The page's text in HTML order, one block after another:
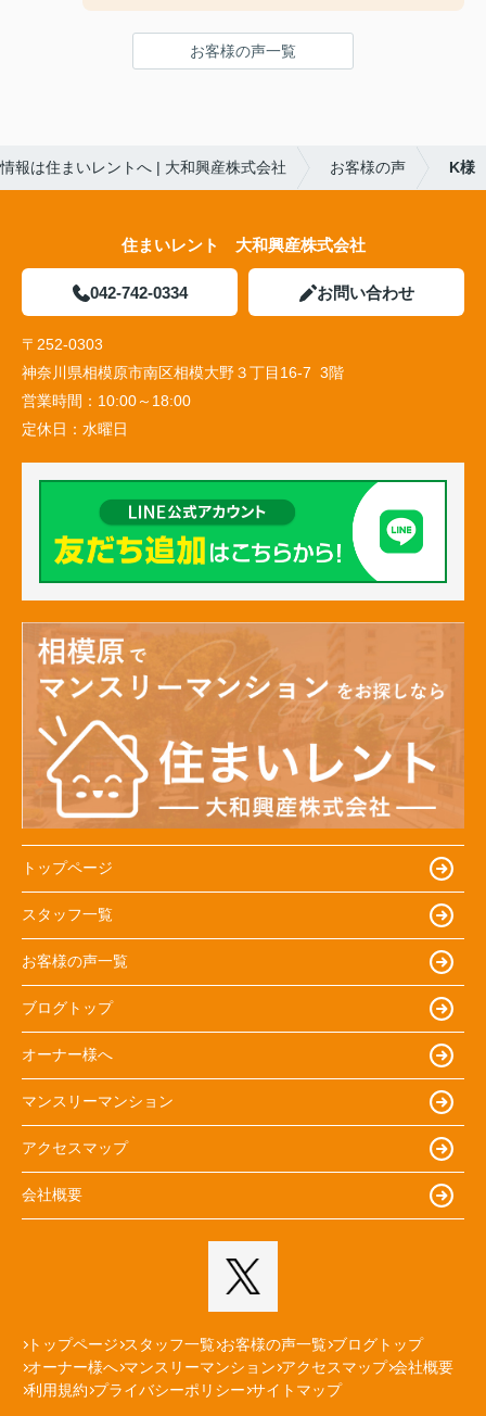
とても良かったです。
またお部屋探しをする時はお手伝いして欲しいで
お客様の声一覧
報は住まいレントへ | 大和興産株式会社 お客様の声 K様
住まいレント 大和興産株式会社
042-742-0334 お問い合わせ
〒252-0303
神奈川県相模原市南区相模大野３丁目16-7 3階
営業時間： 10:00～18:00
定休日： 水曜日
トップページ
スタッフ一覧
お客様の声一覧
ブログトップ
オーナー様へ
マンスリーマンション
アクセスマップ
会社概要
トップページ スタッフ一覧 お客様の声一覧 ブログトップ
オーナー様へ マンスリーマンション アクセスマップ 会社概要
利用規約 プライバシーポリシー サイトマップ